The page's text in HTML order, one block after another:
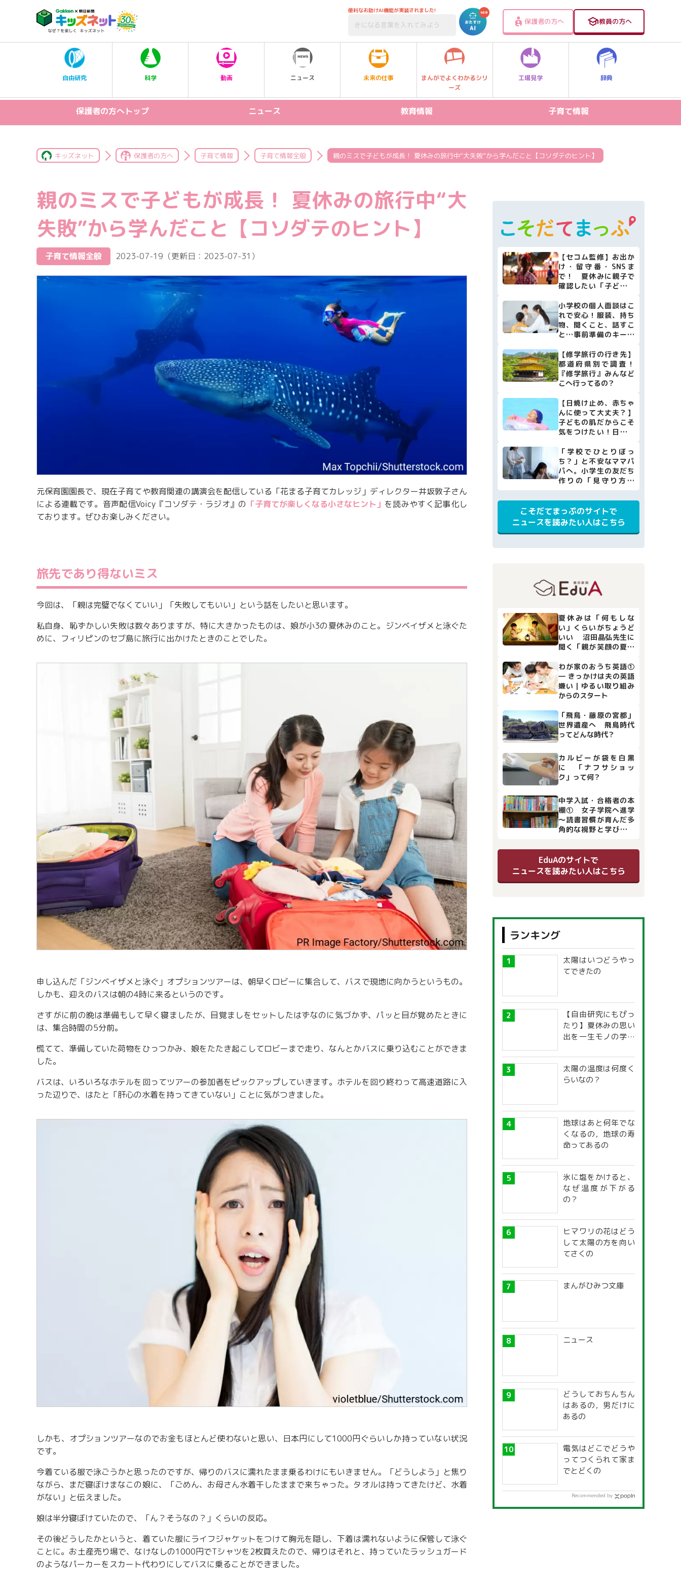
便利なお助けAI機能が実装されました!
保護者の方へ 教員の方へ
自由研究 科学 動画 ニュース 未来の仕事
まんがでよくわかるシリ
ーズ
工場見学 辞典
保護者の方へトップ ニュース
新製品
教育情報
プログラミング
習い事
教育情報全般
子育て情報
お出かけスポット
マネー
本・映画
子育て情報全般
キッズネット 保護者の方へ 子育て情報 子育て情報全般 親のミスで子どもが成長！ 夏休みの旅行中“大失敗”から学んだこと【コソダテのヒント】
親のミスで子どもが成長！ 夏休みの旅行中“大
失敗”から学んだこと【コソダテのヒント】
子育て情報全般 2023-07-19 （更新日： 2023-07-31 ）
元保育園園長で、現在子育てや教育関連の講演会を配信している「花まる子育てカレッジ」ディレクター井坂敦子さん
による連載です。音声配信Voicy『コソダテ・ラジオ』の 「子育てが楽しくなる小さなヒント」 を読みやすく記事化し
ております。ぜひお楽しみください。
旅先であり得ないミス
今回は、「親は完璧でなくていい」「失敗してもいい」という話をしたいと思います。
私自身、恥ずかしい失敗は数々ありますが、特に大きかったものは、娘が小3の夏休みのこと。ジンベイザメと泳ぐた
めに、フィリピンのセブ島に旅行に出かけたときのことでした。
申し込んだ「ジンベイザメと泳ぐ」オプションツアーは、朝早くロビーに集合して、バスで現地に向かうというもの。
しかも、迎えのバスは朝の4時に来るというのです。
さすがに前の晩は準備もして早く寝ましたが、目覚ましをセットしたはずなのに気づかず、パッと目が覚めたときに
は、集合時間の5分前。
慌てて、準備していた荷物をひっつかみ、娘をたたき起こしてロビーまで走り、なんとかバスに乗り込むことができま
した。
バスは、いろいろなホテルを回ってツアーの参加者をピックアップしていきます。ホテルを回り終わって高速道路に入
った辺りで、はたと「肝心の水着を持ってきていない」ことに気がつきました。
しかも、オプションツアーなのでお金もほとんど使わないと思い、日本円にして1000円ぐらいしか持っていない状況
です。
今着ている服で泳ごうかと思ったのですが、帰りのバスに濡れたまま乗るわけにもいきません。「どうしよう」と焦り
ながら、まだ寝ぼけまなこの娘に、「ごめん、お母さん水着干したままで来ちゃった。タオルは持ってきたけど、水着
がない」と伝えました。
娘は半分寝ぼけていたので、「ん？そうなの？」くらいの反応。
その後どうしたかというと、着ていた服にライフジャケットをつけて胸元を隠し、下着は濡れないように保管して泳ぐ
ことに。お土産売り場で、なけなしの1000円でTシャツを2枚買えたので、帰りはそれと、持っていたラッシュガード
のようなパーカーをスカート代わりにしてバスに乗ることができました。
【セコム監修】お出か
け・留守番・SNSま
で！ 夏休みに親子で
確認したい「子どもの
小学校の個人面談はこ
れで安心！服装、持ち
物、聞くこと、話すこ
と…事前準備のキーポ
【修学旅行の行き先】
都道府県別で調査！
『修学旅行』みんなど
こへ行ってるの？
【日焼け止め、赤ちゃ
んに使って大丈夫？】
子どもの肌だからこそ
気をつけたい！日焼け
[小児科医監修]
「学校でひとりぼっ
ち？」と不安なママパ
パへ。小学生の友だち
作りの「見守り方」
と、家庭でできる4つの
サポート
こそだてまっぷのサイトで
ニュースを読みたい人はこちら
夏休みは「何もしな
い」くらいがちょうど
いい 沼田晶弘先生に
聞く「親が笑顔の夏休
わが家のおうち英語①
― きっかけは夫の英語
嫌い｜ゆるい取り組み
からのスタート
「飛鳥・藤原の宮都」
世界遺産へ 飛鳥時代
ってどんな時代？
カルビーが袋を白黒
に 「ナフサショッ
ク」って何？
中学入試・合格者の本
棚① 女子学院へ進学
～読書習慣が育んだ多
角的な視野と学びの土
EduAのサイトで
ニュースを読みたい人はこちら
ランキング
太陽はいつどうやっ
てできたの
【自由研究にもぴっ
たり】夏休みの思い
出を一生モノの学び
探究ガイド
太陽の温度は何度く
らいなの？
地球はあと何年でな
くなるの，地球の寿
命ってあるの
氷に塩をかけると、
なぜ温度が下がる
の？
ヒマワリの花はどう
して太陽の方を向い
てさくの
まんがひみつ文庫
ニュース
どうしておちんちん
はあるの，男だけに
あるの
電気はどこでどうや
ってつくられて家ま
でとどくの
Recommended by